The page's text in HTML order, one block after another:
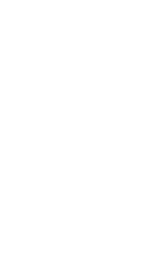
Dani
El marbellí inicia la
tras un mes fuera